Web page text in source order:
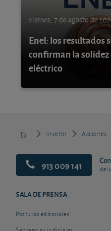
viernes, 7 de agosto de
Enel: los resultados
confirman la solidez
eléctrico
Invertir Acciones
913 009 141 de
SALA DE PRENSA
Posturas editoriales